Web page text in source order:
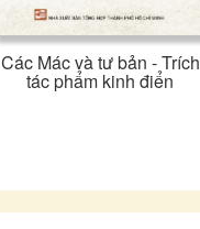
Các Mác và tư bản - Trích
tác phẩm kinh điển